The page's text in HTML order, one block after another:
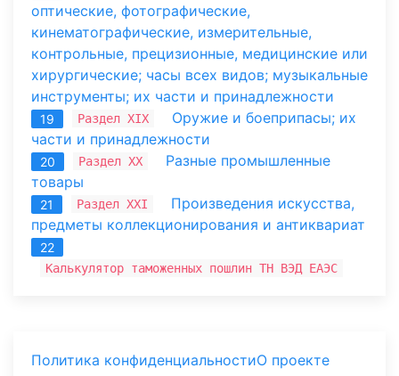
оптические, фотографические,
кинематографические, измерительные,
контрольные, прецизионные, медицинские или
хирургические; часы всех видов; музыкальные
инструменты; их части и принадлежности
19 Раздел XIX
Оружие и боеприпасы; их
части и принадлежности
20 Раздел XX
Разные промышленные
товары
21 Раздел XXI
Произведения искусства,
предметы коллекционирования и антиквариат
22
Калькулятор таможенных пошлин ТН ВЭД ЕАЭС
Политика конфиденциальностиО проекте